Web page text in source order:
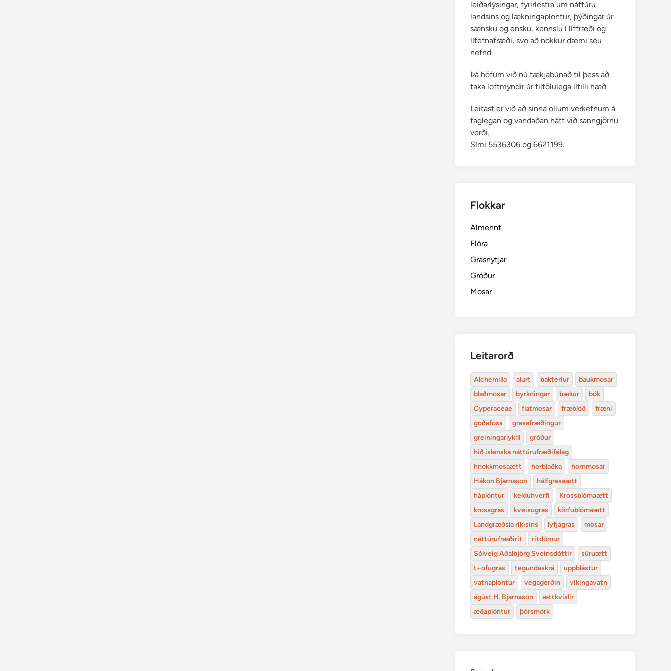
leiðarlýsingar, fyrirlestra um náttúru
landsins og lækningaplöntur, þýðingar úr
sænsku og ensku, kennslu í líffræði og
lífefnafræði, svo að nokkur dæmi séu
nefnd.
Þá höfum við nú tækjabúnað til þess að
taka loftmyndir úr tiltölulega lítilli hæð.
Leitast er við að sinna öllum verkefnum á
faglegan og vandaðan hátt við sanngjörnu
verði.
Sími 5536306 og 6621199.
Flokkar
Almennt
Flóra
Grasnytjar
Gróður
Mosar
Leitarorð
Alchemilla alurt bakteríur
baukmosar
blaðmosar
byrkningar bækur
bók
Cyperaceae
flatmosar fræblöð
fræni
goðafoss
grasafræðingur
greiningarlykill
gróður
hið íslenska náttúrufræðifélag
hnokkmosaætt
horblaðka
hornmosar
Hákon Bjarnason
hálfgrasaætt
háplöntur
kelduhverfi
Krossblómaætt
krossgras
kveisugras
körfublómaætt
Landgræðsla ríkisins
lyfjagras
mosar
náttúrufræðirit
ritdómur
Sólveig Aðalbjörg Sveinsdóttir
súruætt
t+ofugras
tegundaskrá
uppblástur
vatnaplöntur
vegagerðin
víkingavatn
ágúst H. Bjarnason
ættkvíslir
æðaplöntur
þórsmörk